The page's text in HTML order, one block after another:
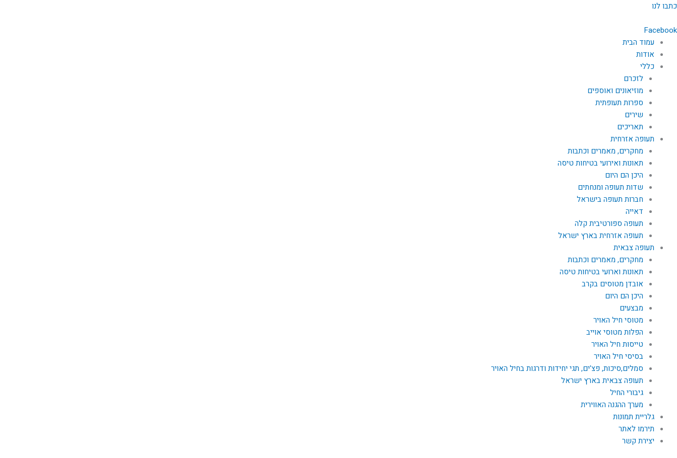
דילוג
כתבו לנו
Facebook
עמוד הבית
אודות
כללי
לזכרם
מוזיאונים ואוספים
ספרות תעופתית
שירים
תאריכים
תעופה אזרחית
מחקרים, מאמרים וכתבות
תאונות ואירועי בטיחות טיסה
היכן הם היום
שדות תעופה ומנחתים
חברות תעופה בישראל
דאייה
תעופה ספורטיבית קלה
תעופה אזרחית בארץ ישראל
תעופה צבאית
מחקרים, מאמרים וכתבות
תאונות וארועי בטיחות טיסה
אובדן מטוסים בקרב
היכן הם היום
מבצעים
מטוסי חיל האויר
הפלות מטוסי אוייב
טייסות חיל האויר
בסיסי חיל האויר
סמלים,סיכות, פצ'ים, תגי יחידות ודרגות בחיל האויר
תעופה צבאית בארץ ישראל
גיבורי החיל
מערך ההגנה האווירית
גלריית תמונות
תירמו לאתר
יצירת קשר